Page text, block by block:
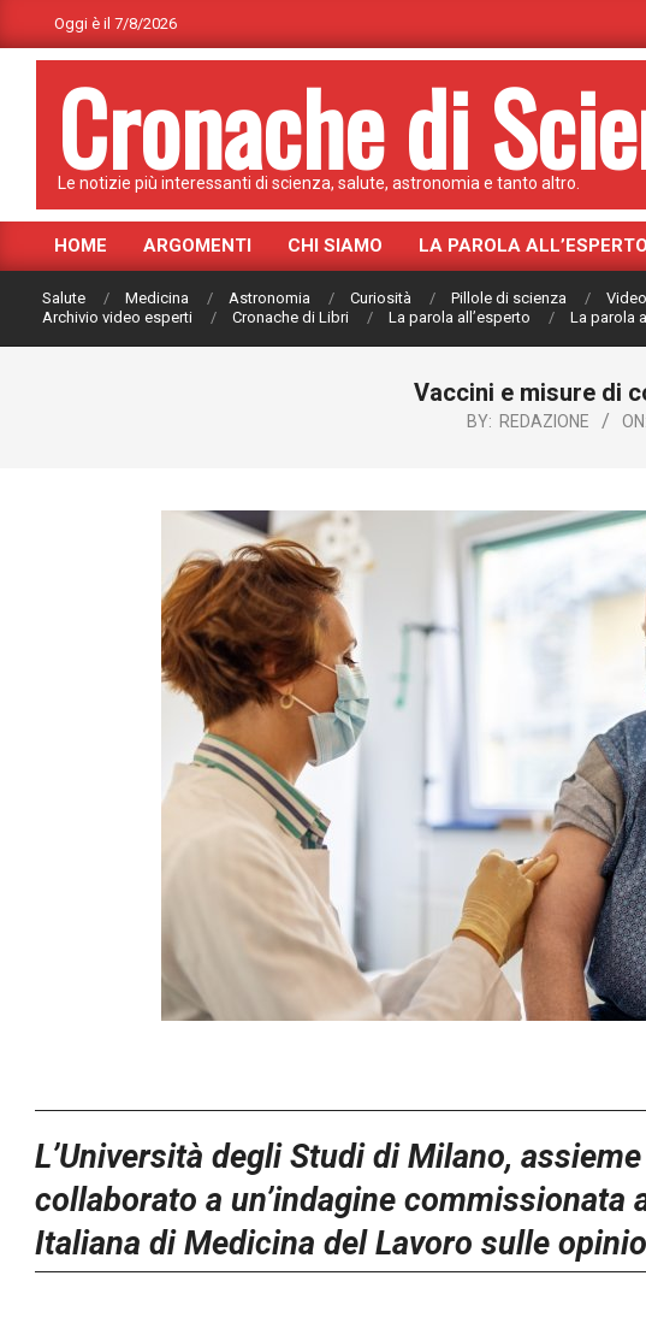
to
Oggi è il 7/8/2026
Cronache di
Le notizie più interessanti di scienza, salute, astronomia e tanto altro.
Primary
Navigation
Menu
HOME ARGOMENTI CHI SIAMO LA PAROLA ALL’ESPERTO
Salute Medicina Astronomia Curiosità Pillole di scienza Video
Archivio video esperti
Cronache di Libri La parola all’esperto La parola
Vaccini e misure di
BY: REDAZIONE ON:
L’Università degli Studi di Milano,
collaborato a un’indagine commissionata
Italiana di Medicina del Lavoro sulle